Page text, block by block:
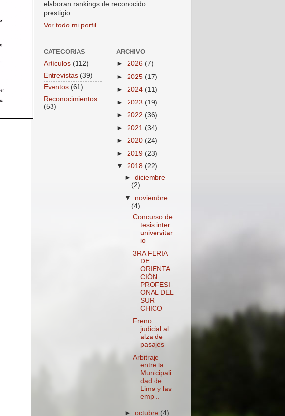
elaboran rankings de reconocido
prestigio.
Ver todo mi perfil
CATEGORIAS
Artículos (112)
Entrevistas (39)
Eventos (61)
Reconocimientos
(53)
ARCHIVO
► 2026 (7)
► 2025 (17)
► 2024 (11)
► 2023 (19)
► 2022 (36)
► 2021 (34)
► 2020 (24)
► 2019 (23)
▼ 2018 (22)
►diciembre
(2)
▼ noviembre
(4)
Concurso de
tesis inter
universitar
io
3RA FERIA
DE
ORIENTA
CIÓN
PROFESI
ONAL DEL
SUR
CHICO
Freno
judicial al
alza de
pasajes
Arbitraje
entre la
Municipali
dad de
Lima y las
emp...
►octubre (4)